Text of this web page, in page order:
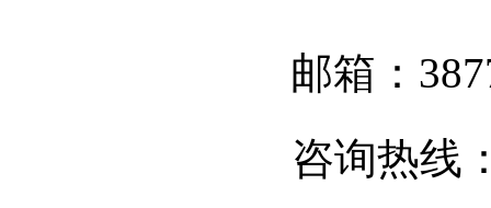
邮箱：
咨询热线